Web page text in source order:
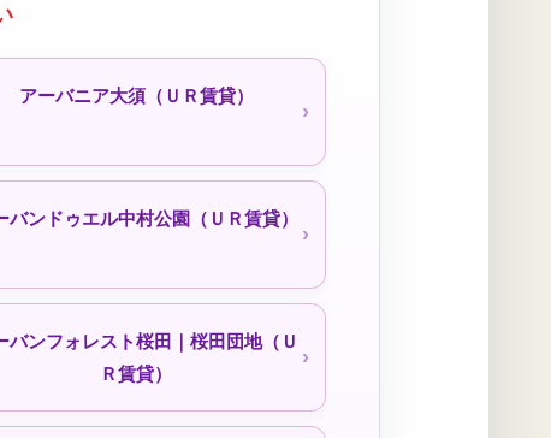
荘（公社・定住促進）待機予約受付
貝田荘（公社・定住促進）
アーバニア大須（ＵＲ賃貸）
バンドゥエル中村公園（ＵＲ賃貸）
バンフォレスト桜田｜桜田団地（Ｕ
Ｒ賃貸）